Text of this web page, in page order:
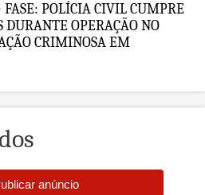
FASE: POLÍCIA CIVIL CUMPRE
OPERAÇÃO NO
CRIMINOSA EM
anúncio